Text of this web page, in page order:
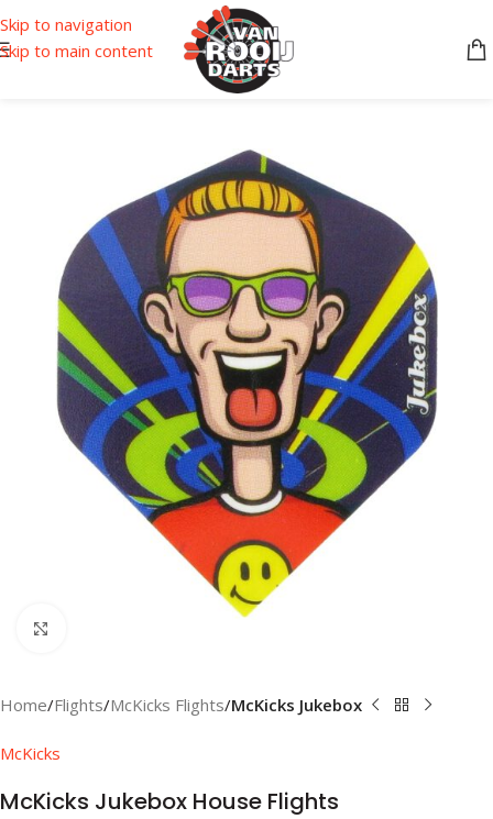
Skip to navigation
Skip to main content
Home Flights McKicks Flights McKicks Jukebox
McKicks
McKicks Jukebox House Flights